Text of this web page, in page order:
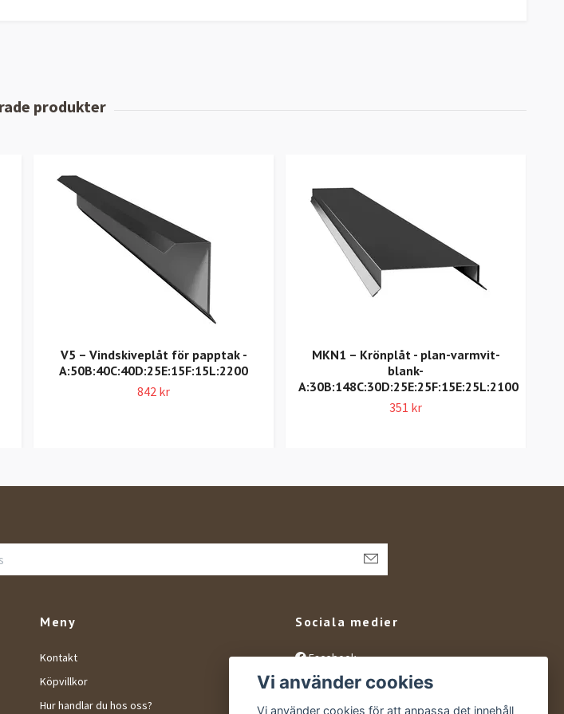
V5 – Vindskiveplåt för papptak -
A:50B:40C:40D:25E:15F:15L:2200
842 kr
MKN1 – Krönplåt - plan-varmvit-
blank-
A:30B:148C:30D:25E:25F:15E:25L:2100
351 kr
Meny
Kontakt
Köpvillkor
Hur handlar du hos oss?
Sociala medier
Facebook
Instagram
YouTube
Vi använder cookies
Vi använder cookies för att anpassa det innehåll